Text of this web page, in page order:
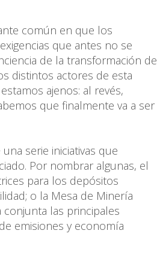
común en que los
que antes no se
de la transformación de
distintos actores de esta
ajenos: al revés,
que finalmente va a ser
serie iniciativas que
Por nombrar algunas, el
para los depósitos
o la Mesa de Minería
las principales
emisiones y economía